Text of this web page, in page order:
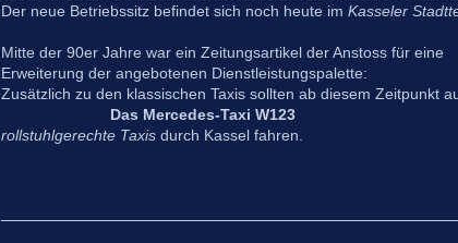
Der neue Betriebssitz befindet sich noch heute im Kasseler
Mitte der 90er Jahre war ein Zeitungsartikel der Anstoss für eine
Erweiterung der angebotenen Dienstleistungspalette:
Zusätzlich zu den klassischen Taxis sollten ab diesem
Das Mercedes-Taxi W123
rollstuhlgerechte Taxis durch Kassel fahren.